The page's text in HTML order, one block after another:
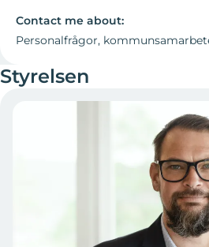
Contact me about:
Personalfrågor,
Styrelsen